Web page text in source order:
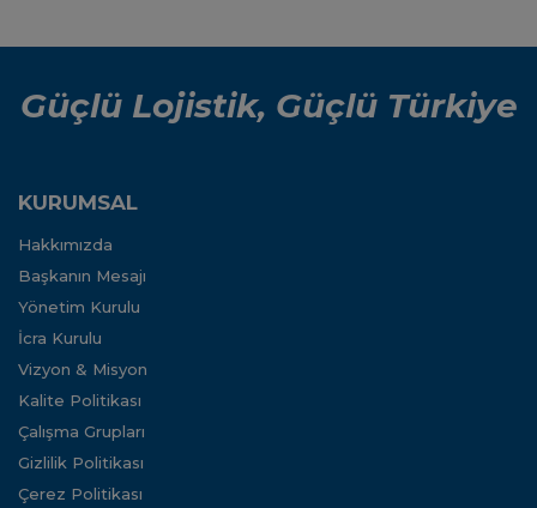
Güçlü Lojistik, Güçlü Türkiye
KURUMSAL
Hakkımızda
Başkanın Mesajı
Yönetim Kurulu
İcra Kurulu
Vizyon & Misyon
Kalite Politikası
Çalışma Grupları
Gizlilik Politikası
Çerez Politikası